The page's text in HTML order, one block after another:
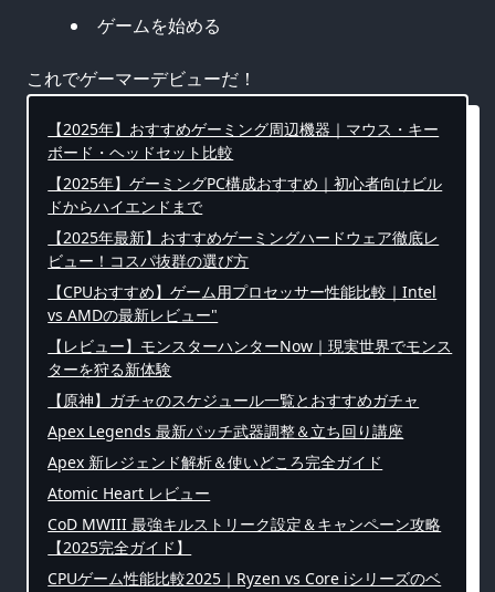
ゲームを始める
これでゲーマーデビューだ！
【2025年】おすすめゲーミング周辺機器｜マウス・キー
ボード・ヘッドセット比較
【2025年】ゲーミングPC構成おすすめ｜初心者向けビル
ドからハイエンドまで
【2025年最新】おすすめゲーミングハードウェア徹底レ
ビュー！コスパ抜群の選び方
【CPUおすすめ】ゲーム用プロセッサー性能比較｜Intel
vs AMDの最新レビュー"
【レビュー】モンスターハンターNow｜現実世界でモンス
ターを狩る新体験
【原神】ガチャのスケジュール一覧とおすすめガチャ
Apex Legends 最新パッチ武器調整＆立ち回り講座
Apex 新レジェンド解析＆使いどころ完全ガイド
Atomic Heart レビュー
CoD MWIII 最強キルストリーク設定＆キャンペーン攻略
【2025完全ガイド】
CPUゲーム性能比較2025｜Ryzen vs Core iシリーズのベ